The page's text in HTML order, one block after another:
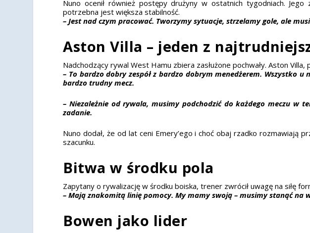
Nuno ocenił również postępy drużyny w ostatnich tygodniach.
potrzebna jest większa stabilność.
– Jest nad czym pracować. Tworzymy sytuacje, strzelamy gole, ale
Aston Villa – jeden z
Nadchodzący rywal West Hamu zbiera zasłużone pochwały. Aston
– To bardzo dobry zespół z bardzo dobrym menedżerem. Wszystko
bardzo trudny mecz.
– Niezależnie od rywala, musimy podchodzić do każdego meczu w
zadanie.
Nuno dodał, że od lat ceni Emery’ego i choć obaj rzadko
szacunku.
Bitwa w środku pola
Zapytany o rywalizację w środku boiska, trener zwrócił uwagę na siłę
– Mają znakomitą linię pomocy. My mamy swoją – musimy stanąć na
Bowen jako lider